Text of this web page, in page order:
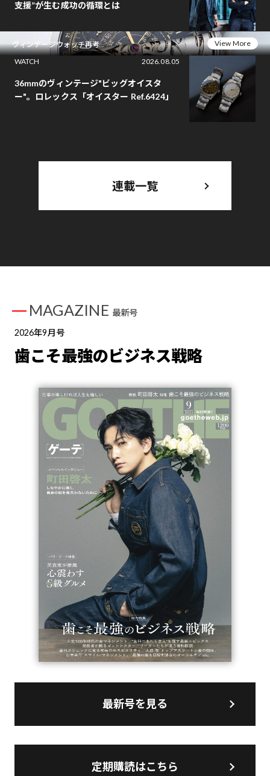
支援”が生む成功の循環とは
ヴィンテージウォッチ再考
View More
WATCH
2026.08.05
36mmのヴィンテージ"ビッグオイスタ
ー"。ロレックス「オイスター Ref.6424」
連載一覧
MAGAZINE 最新号
2026年9月号
歯こそ最強のビジネス戦略
最新号を見る
定期購読はこちら